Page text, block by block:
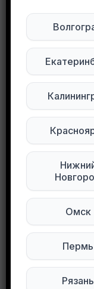
Отдам за
Фото 7.8.9.10
Купчино.
Пишите в
сетях:
Мы в Max
0 0
Другие
Омск
Пермь
Рязань